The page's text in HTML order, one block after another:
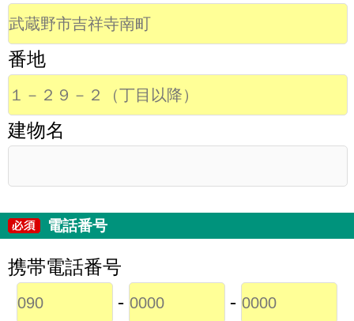
番地
建物名
電話番号
携帯電話番号
-
-